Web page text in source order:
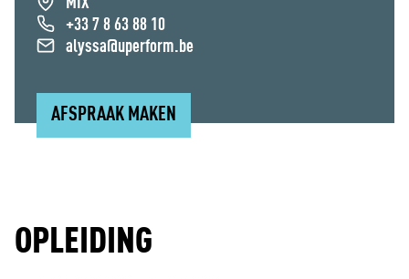
+33 7 8 63 88 10
alyssa@uperform.be
AFSPRAAK MAKEN
OPLEIDING